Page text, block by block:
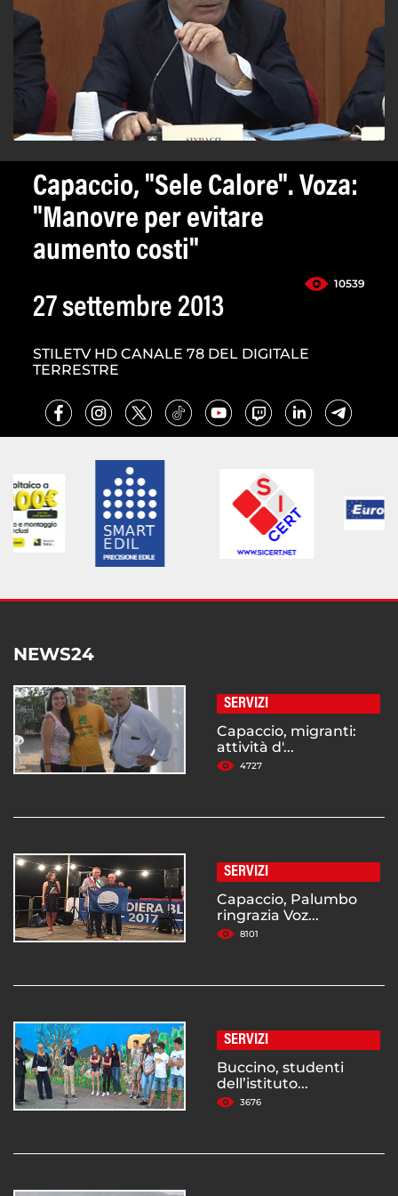
Capaccio, "Sele Calore". Voza:
"Manovre per evitare
aumento costi"
10539
27 settembre 2013
STILETV HD CANALE 78 DEL DIGITALE
TERRESTRE
NEWS24
SERVIZI
Capaccio, migranti:
attività d'...
4727
SERVIZI
Capaccio, Palumbo
ringrazia Voz...
8101
SERVIZI
Buccino, studenti
dell’istituto...
3676